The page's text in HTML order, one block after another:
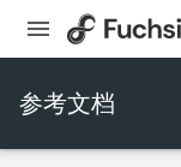
参考文档